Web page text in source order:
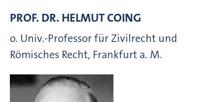
PROF. DR. HELMUTCOING
o. Univ.-Professor für Zivilrecht und
Römisches Recht, Frankfurt a. M.